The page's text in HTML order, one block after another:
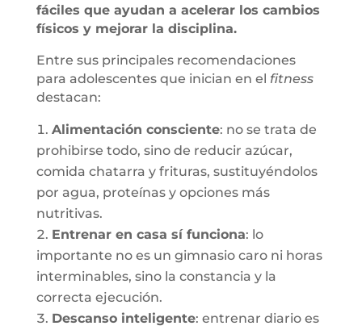
fáciles que ayudan a acelerar los cambios
físicos y mejorar la disciplina.
Entre sus principales recomendaciones
para adolescentes que inician en el fitness
destacan:
Alimentación consciente: no se trata de
prohibirse todo, sino de reducir azúcar,
comida chatarra y frituras, sustituyéndolos
por agua, proteínas y opciones más
nutritivas.
Entrenar en casa sí funciona: lo
importante no es un gimnasio caro ni horas
interminables, sino la constancia y la
correcta ejecución.
Descanso inteligente: entrenar diario es